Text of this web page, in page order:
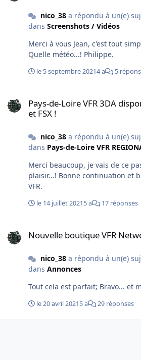
nico_38a répondu à un(e)
dans Screenshots / Vidéos
Merci à vous Jean, c'est tout
Quelle météo...! Philippe.
le 5 septembre 20214 a 5
Pays-de-Loire VFR 3DA
et FSX !
nico_38a répondu à un(e)
dans Pays-de-Loire VFR
Merci beaucoup, je vais de ce
plaisir...! Bonne continuation et bon courage à France
VFR.
le 14 juillet 20215 a 17 réponses
Nouvelle boutique VFR
nico_38a répondu à un(e)
dans Annonces
le 20 avril 20215 a 29 réponses